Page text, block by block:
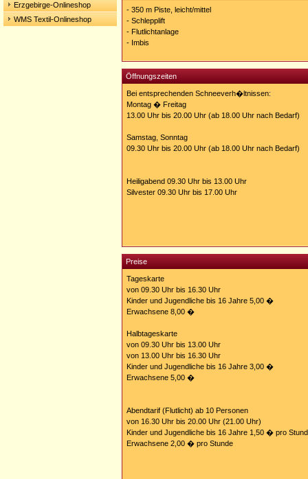
Erzgebirge-Onlineshop
WMS Textil-Onlineshop
- 350 m Piste, leicht/mittel
- Schlepplift
- Flutlichtanlage
- Imbis
Öffnungszeiten
Bei entsprechenden Schneeverh�ltnissen:
Montag � Freitag
13.00 Uhr bis 20.00 Uhr (ab 18.00 Uhr nach Bedarf)
Samstag, Sonntag
09.30 Uhr bis 20.00 Uhr (ab 18.00 Uhr nach Bedarf)
Heiligabend 09.30 Uhr bis 13.00 Uhr
Silvester 09.30 Uhr bis 17.00 Uhr
Preise
Tageskarte
von 09.30 Uhr bis 16.30 Uhr
Kinder und Jugendliche bis 16 Jahre 5,00 �
Erwachsene 8,00 �
Halbtageskarte
von 09.30 Uhr bis 13.00 Uhr
von 13.00 Uhr bis 16.30 Uhr
Kinder und Jugendliche bis 16 Jahre 3,00 �
Erwachsene 5,00 �
Abendtarif (Flutlicht) ab 10 Personen
von 16.30 Uhr bis 20.00 Uhr (21.00 Uhr)
Kinder und Jugendliche bis 16 Jahre 1,50 � pro
Erwachsene 2,00 � pro Stunde